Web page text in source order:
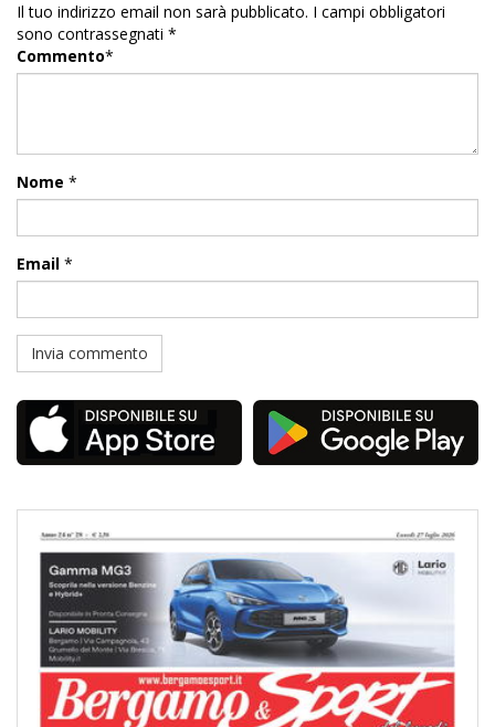
Il tuo indirizzo email non sarà pubblicato. I campi obbligatori
sono contrassegnati *
Commento*
Nome *
Email *